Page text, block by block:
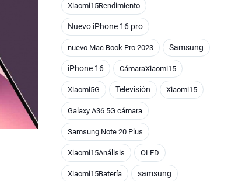
Xiaomi15Rendimiento
Nuevo iPhone 16 pro
nuevo Mac Book Pro 2023 Samsung
iPhone 16 CámaraXiaomi15
Xiaomi5G Televisión Xiaomi15
Galaxy A36 5G cámara
Samsung Note 20 Plus
Xiaomi15Análisis OLED
Xiaomi15Batería samsung